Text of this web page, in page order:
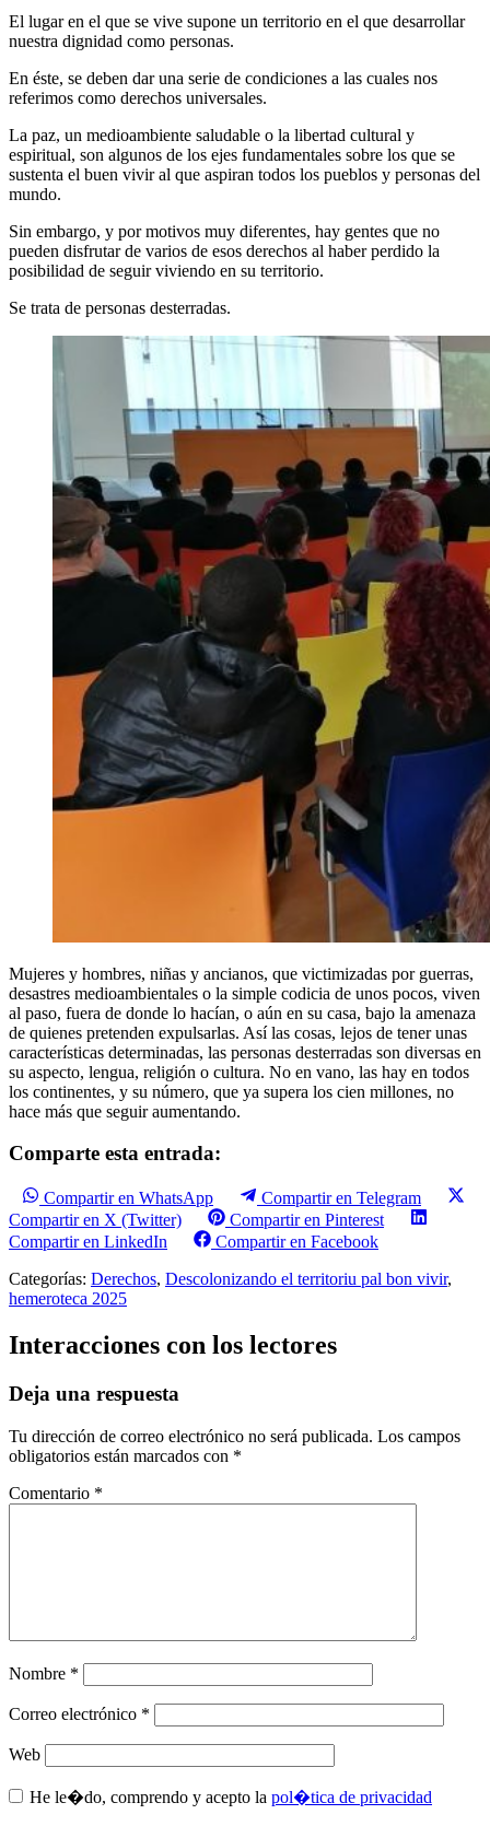
El lugar en el que se vive supone un territorio en el que desarrollar
nuestra dignidad como personas.
En éste, se deben dar una serie de condiciones a las cuales nos
referimos como derechos universales.
La paz, un medioambiente saludable o la libertad cultural y
espiritual, son algunos de los ejes fundamentales sobre los que se
sustenta el buen vivir al que aspiran todos los pueblos y personas del
mundo.
Sin embargo, y por motivos muy diferentes, hay gentes que no
pueden disfrutar de varios de esos derechos al haber perdido la
posibilidad de seguir viviendo en su territorio.
Se trata de personas desterradas.
Mujeres y hombres, niñas y ancianos, que victimizadas por guerras,
desastres medioambientales o la simple codicia de unos pocos, viven
al paso, fuera de donde lo hacían, o aún en su casa, bajo la amenaza
de quienes pretenden expulsarlas. Así las cosas, lejos de tener unas
características determinadas, las personas desterradas son diversas en
su aspecto, lengua, religión o cultura. No en vano, las hay en todos
los continentes, y su número, que ya supera los cien millones, no
hace más que seguir aumentando.
Comparte esta entrada:
Compartir en WhatsApp
Compartir en Telegram
Compartir en X (Twitter)
Compartir en Pinterest
Compartir en LinkedIn
Compartir en Facebook
Categorías: Derechos, Descolonizando el territoriu pal bon vivir,
hemeroteca 2025
Interacciones con los lectores
Deja una respuesta
Tu dirección de correo electrónico no será publicada. Los campos
obligatorios están marcados con *
Comentario *
Nombre *
Correo electrónico *
Web
He le�do, comprendo y acepto la pol�tica de privacidad